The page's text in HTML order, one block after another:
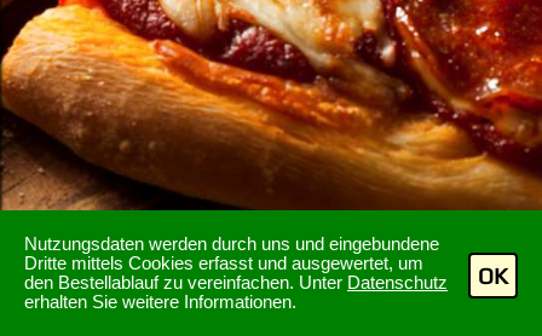
Nutzungsdaten werden durch uns und eingebundene
Dritte mittels Cookies erfasst und ausgewertet, um
den Bestellablauf zu vereinfachen. Unter Datenschutz
erhalten Sie weitere Informationen.
OK